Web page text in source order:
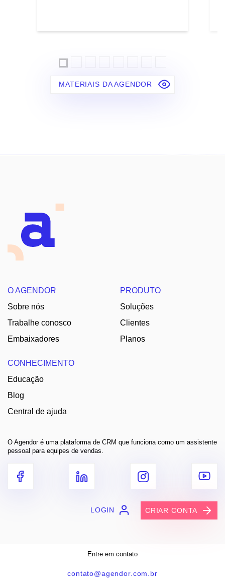
MATERIAIS DA AGENDOR
O AGENDOR
Sobre nós
Trabalhe conosco
Embaixadores
PRODUTO
Soluções
Clientes
Planos
CONHECIMENTO
Educação
Blog
Central de ajuda
O Agendor é uma plataforma de CRM que funciona como um assistente
pessoal para equipes de vendas.
LOGIN CRIAR CONTA
Entre em contato
contato@agendor.com.br